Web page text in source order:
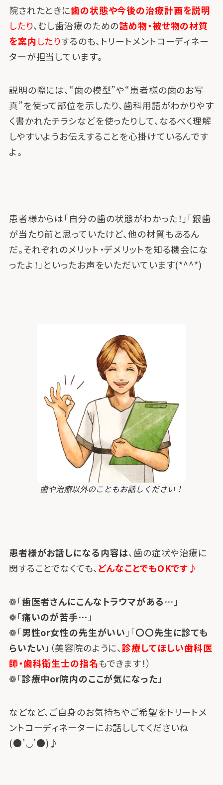
院されたときに歯の状態や今後の治療計画を説明
したり、むし歯治療のための詰め物・被せ物の材質
を案内したりするのも、トリートメントコーディネー
ターが担当しています。
説明の際には、“歯の模型”や“患者様の歯のお写
真”を使って部位を示したり、歯科用語がわかりやす
く書かれたチラシなどを使ったりして、なるべく理解
しやすいようお伝えすることを心掛けているんです
よ。
患者様からは「自分の歯の状態がわかった！」「銀歯
が当たり前と思っていたけど、他の材質もあるん
だ。それぞれのメリット・デメリットを知る機会にな
ったよ！」といったお声をいただいています(*^^*)
歯や治療以外のこともお話しください！
患者様がお話しになる内容は、歯の症状や治療に
関することでなくても、どんなことでもOKです♪
❁「歯医者さんにこんなトラウマがある… 」
❁「痛いのが苦手… 」
❁「男性or女性の先生がいい 」「〇〇先生に診ても
らいたい 」（美容院のように、診療してほしい歯科医
師・歯科衛生士の指名もできます！）
❁「診療中or院内のここが気になった 」
などなど、ご自身のお気持ちやご希望をトリートメ
ントコーディネーターにお話ししてくださいね
(●’◡’●)♪